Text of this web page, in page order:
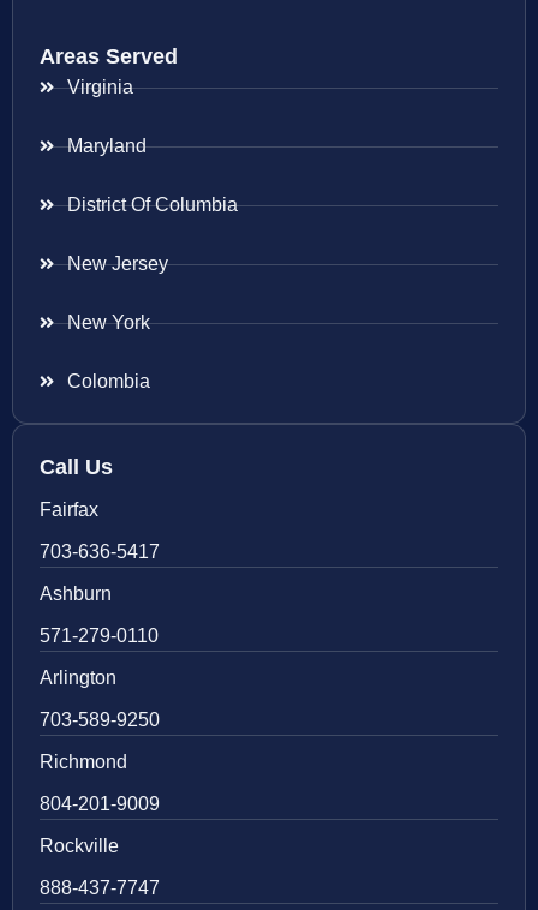
Areas Served
Virginia
Maryland
District Of Columbia
New Jersey
New York
Colombia
Call Us
Fairfax
703-636-5417
Ashburn
571-279-0110
Arlington
703-589-9250
Richmond
804-201-9009
Rockville
888-437-7747